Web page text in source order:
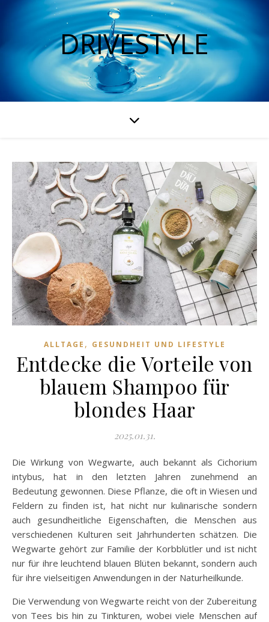
DRIVESTYLE
ALLTAGE , GESUNDHEIT UND LIFESTYLE
Entdecke die Vorteile von
blauem Shampoo für
blondes Haar
2025.01.31.
Die Wirkung von Wegwarte, auch bekannt als Cichorium
intybus, hat in den letzten Jahren zunehmend an
Bedeutung gewonnen. Diese Pflanze, die oft in Wiesen und
Feldern zu finden ist, hat nicht nur kulinarische sondern
auch gesundheitliche Eigenschaften, die Menschen aus
verschiedenen Kulturen seit Jahrhunderten schätzen. Die
Wegwarte gehört zur Familie der Korbblütler und ist nicht
nur für ihre leuchtend blauen Blüten bekannt, sondern auch
für ihre vielseitigen Anwendungen in der Naturheilkunde.
Die Verwendung von Wegwarte reicht von der Zubereitung
von Tees bis hin zu Tinkturen, wobei viele Menschen auf